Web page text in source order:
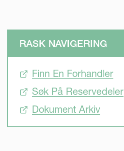
RASK NAVIGERING
Finn En Forhandler
Søk På Reservedeler
Dokument Arkiv